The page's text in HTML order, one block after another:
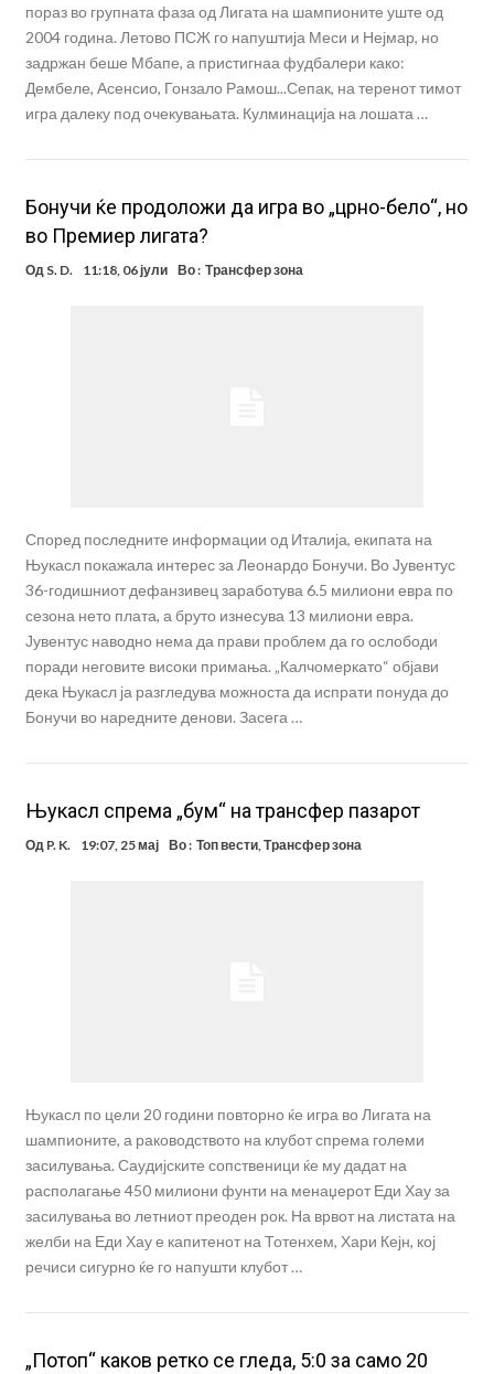
пораз во групната фаза од Лигата на шампионите уште од
2004 година. Летово ПСЖ го напуштија Меси и Нејмар, но
задржан беше Мбапе, а пристигнаа фудбалери како:
Дембеле, Асенсио, Гонзало Рамош...Сепак, на теренот тимот
игра далеку под очекувањата. Кулминација на лошата …
Бонучи ќе продоложи да игра во „црно-бело“, но
во Премиер лигата?
Од S. D. 11:18, 06 јули Во : Трансфер зона
Според последните информации од Италија, екипата на
Њукасл покажала интерес за Леонардо Бонучи. Во Јувентус
36-годишниот дефанзивец заработува 6.5 милиони евра по
сезона нето плата, а бруто изнесува 13 милиони евра.
Јувентус наводно нема да прави проблем да го ослободи
поради неговите високи примања. „Калчомеркато“ објави
дека Њукасл ја разгледува можноста да испрати понуда до
Бонучи во наредните денови. Засега …
Њукасл спрема „бум“ на трансфер пазарот
Од P. K. 19:07, 25 мај Во : Топ вести,Трансфер зона
Њукасл по цели 20 години повторно ќе игра во Лигата на
шампионите, а раководството на клубот спрема големи
засилувања. Саудијските сопственици ќе му дадат на
располагање 450 милиони фунти на менаџерот Еди Хау за
засилувања во летниот преоден рок. На врвот на листата на
желби на Еди Хау е капитенот на Тотенхем, Хари Кејн, кој
речиси сигурно ќе го напушти клубот …
„Потоп“ каков ретко се гледа, 5:0 за само 20